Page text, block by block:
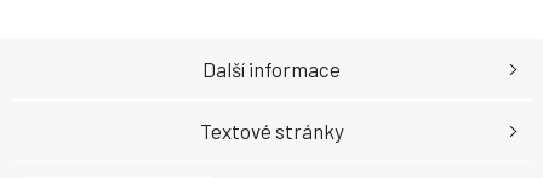
Další informace
Textové stránky